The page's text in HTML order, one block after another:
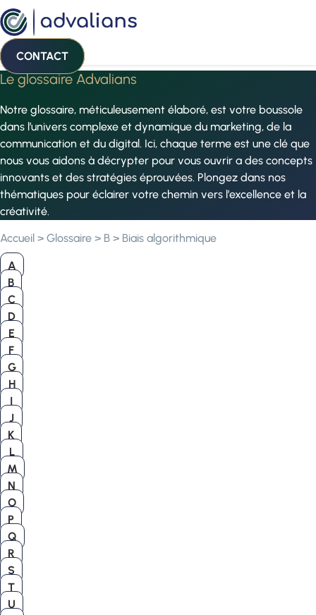
CONTACT
Le glossaire Advalians
Notre glossaire, méticuleusement élaboré, est votre boussole
dans l’univers complexe et dynamique du marketing, de la
communication et du digital. Ici, chaque terme est une clé que
nous vous aidons à décrypter pour vous ouvrir a des concepts
innovants et des stratégies éprouvées. Plongez dans nos
thématiques pour éclairer votre chemin vers l’excellence et la
créativité.
Accueil > Glossaire > B > Biais algorithmique
A
B
C
D
E
F
G
H
I
J
K
L
M
N
O
P
Q
R
S
T
U